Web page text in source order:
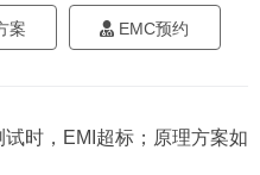
案 EMC预约
时，EMI超标；原理方案如